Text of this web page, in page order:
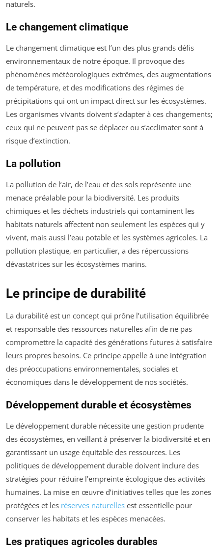
naturels.
Le changement climatique
Le changement climatique est l’un des plus grands défis
environnementaux de notre époque. Il provoque des
phénomènes météorologiques extrêmes, des augmentations
de température, et des modifications des régimes de
précipitations qui ont un impact direct sur les écosystèmes.
Les organismes vivants doivent s’adapter à ces changements;
ceux qui ne peuvent pas se déplacer ou s’acclimater sont à
risque d’extinction.
La pollution
La pollution de l’air, de l’eau et des sols représente une
menace préalable pour la biodiversité. Les produits
chimiques et les déchets industriels qui contaminent les
habitats naturels affectent non seulement les espèces qui y
vivent, mais aussi l’eau potable et les systèmes agricoles. La
pollution plastique, en particulier, a des répercussions
dévastatrices sur les écosystèmes marins.
Le principe de durabilité
La durabilité est un concept qui prône l’utilisation équilibrée
et responsable des ressources naturelles afin de ne pas
compromettre la capacité des générations futures à satisfaire
leurs propres besoins. Ce principe appelle à une intégration
des préoccupations environnementales, sociales et
économiques dans le développement de nos sociétés.
Développement durable et écosystèmes
Le développement durable nécessite une gestion prudente
des écosystèmes, en veillant à préserver la biodiversité et en
garantissant un usage équitable des ressources. Les
politiques de développement durable doivent inclure des
stratégies pour réduire l’empreinte écologique des activités
humaines. La mise en œuvre d’initiatives telles que les zones
protégées et les réserves naturelles est essentielle pour
conserver les habitats et les espèces menacées.
Les pratiques agricoles durables